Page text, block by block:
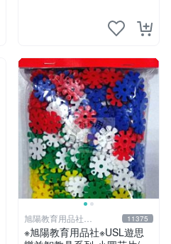
旭陽教育用品社
20239298
11375
※旭陽教育用品社※USL遊思